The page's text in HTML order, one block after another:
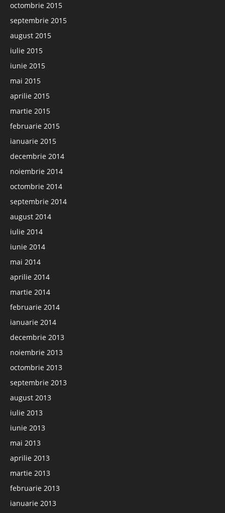
octombrie 2015
septembrie 2015
august 2015
iulie 2015
iunie 2015
mai 2015
aprilie 2015
martie 2015
februarie 2015
ianuarie 2015
decembrie 2014
noiembrie 2014
octombrie 2014
septembrie 2014
august 2014
iulie 2014
iunie 2014
mai 2014
aprilie 2014
martie 2014
februarie 2014
ianuarie 2014
decembrie 2013
noiembrie 2013
octombrie 2013
septembrie 2013
august 2013
iulie 2013
iunie 2013
mai 2013
aprilie 2013
martie 2013
februarie 2013
ianuarie 2013